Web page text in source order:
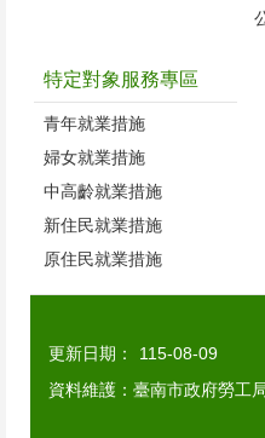
特定對象服務專區
青年就業措施
婦女就業措施
中高齡就業措施
新住民就業措施
原住民就業措施
更新日期：
115-08-09
資料維護：臺南市政府勞工